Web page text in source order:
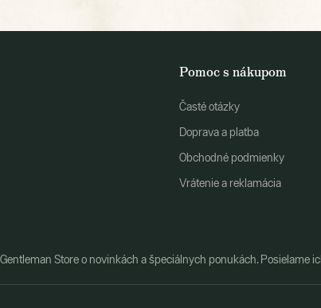
Pomoc s nákupom
Časté otázky
Doprava a platba
Obchodné podmienky
Vrátenie a reklamácia
Store o novinkách a špeciálnych ponukách. Posielame